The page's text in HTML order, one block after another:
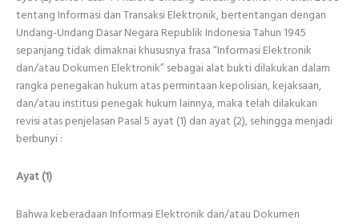
tentang Informasi dan Transaksi Elektronik, bertentangan dengan
Undang-Undang Dasar Negara Republik Indonesia Tahun 1945
sepanjang tidak dimaknai khususnya frasa “Informasi Elektronik
dan/atau Dokumen Elektronik” sebagai alat bukti dilakukan dalam
rangka penegakan hukum atas permintaan kepolisian, kejaksaan,
dan/atau institusi penegak hukum lainnya, maka telah dilakukan
revisi atas penjelasan Pasal 5 ayat (1) dan ayat (2), sehingga menjadi
berbunyi :
Ayat (1)
Bahwa keberadaan Informasi Elektronik dan/atau Dokumen